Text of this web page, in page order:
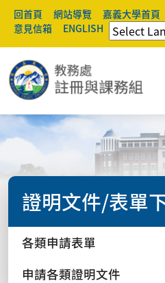
回首頁 網站導覽 嘉義大學首頁
意見信箱
ENGLISH
證明文件/表單
各類申請表單
申請各類證明文件